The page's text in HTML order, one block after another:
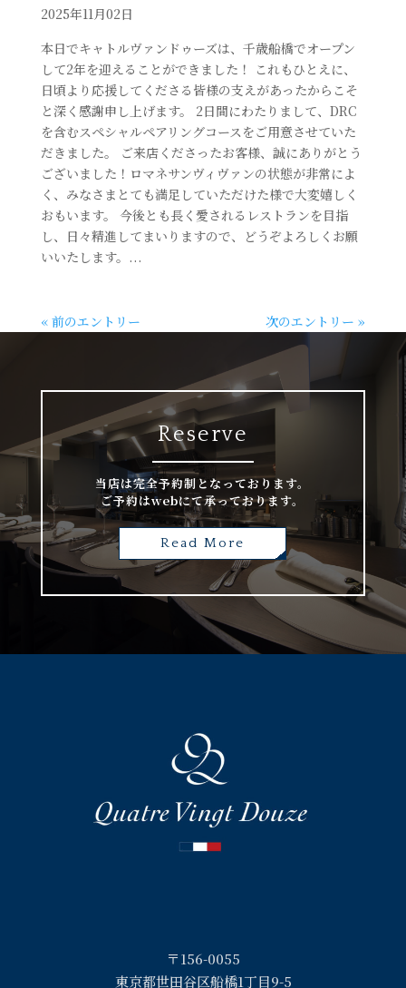
2025年11月02日
本日でキャトルヴァンドゥーズは、千歳船橋でオープン
して2年を迎えることができました！ これもひとえに、
日頃より応援してくださる皆様の支えがあったからこそ
と深く感謝申し上げます。 2日間にわたりまして、DRC
を含むスペシャルペアリングコースをご用意させていた
だきました。 ご来店くださったお客様、誠にありがとう
ございました！ロマネサンヴィヴァンの状態が非常によ
く、みなさまとても満足していただけた様で大変嬉しく
おもいます。 今後とも長く愛されるレストランを目指
し、日々精進してまいりますので、どうぞよろしくお願
いいたします。...
« 前のエントリー 次のエントリー »
Reserve
当店は完全予約制となっております。
ご予約はwebにて承っております。
Read More
〒156-0055
東京都世田谷区船橋1丁目9-5